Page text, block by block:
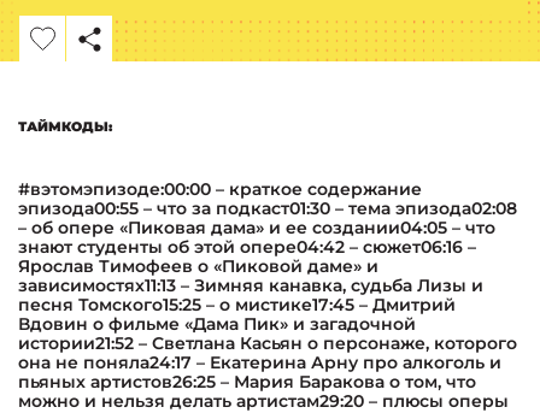
ТАЙМКОДЫ:
#вэтомэпизоде:00:00 – краткое содержание
эпизода00:55 – что за подкаст01:30 – тема эпизода02:08
– об опере «Пиковая дама» и ее создании04:05 – что
знают студенты об этой опере04:42 – сюжет06:16 –
Ярослав Тимофеев о «Пиковой даме» и
зависимостях11:13 – Зимняя канавка, судьба Лизы и
песня Томского15:25 – о мистике17:45 – Дмитрий
Вдовин о фильме «Дама Пик» и загадочной
истории21:52 – Светлана Касьян о персонаже, которого
она не поняла24:17 – Екатерина Арну про алкоголь и
пьяных артистов26:25 – Мария Баракова о том, что
можно и нельзя делать артистам29:20 – плюсы оперы